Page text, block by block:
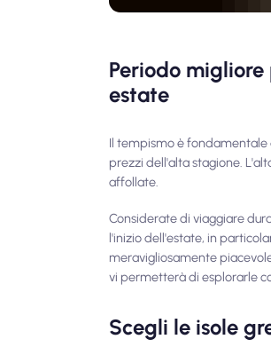
Periodo
estate
Il tempismo è fondamentale
prezzi dell'alta stagione.
affollate.
Considerate di viaggiare
l'inizio dell'estate, in
meravigliosamente
vi permetterà di esplorarle
Scegli le isole